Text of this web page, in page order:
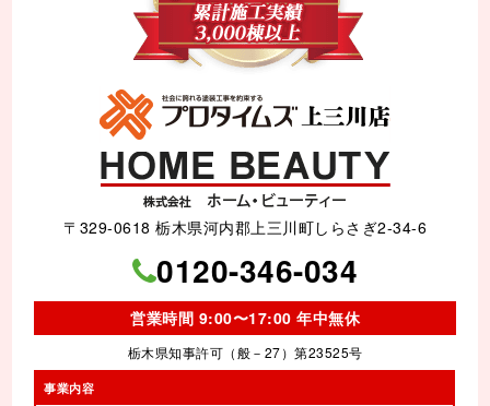
〒329-0618 栃木県河内郡上三川町しらさぎ2-34-6
0120-346-034
営業時間 9:00〜17:00 年中無休
栃木県知事許可（般－27）第23525号
事業内容